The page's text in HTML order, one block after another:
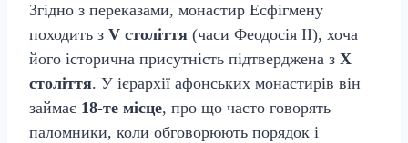
Згідно з переказами, монастир Есфігмену
походить з V століття (часи Феодосія II), хоча
його історична присутність підтверджена з X
століття. У ієрархії афонських монастирів він
займає 18-те місце, про що часто говорять
паломники, коли обговорюють порядок і